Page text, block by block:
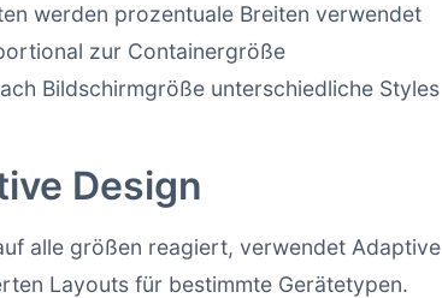
werden prozentuale Breiten verwendet
zur Containergröße
Bildschirmgröße unterschiedliche Styles
Design
alle größen reagiert, verwendet Adaptive
Layouts für bestimmte Gerätetypen.